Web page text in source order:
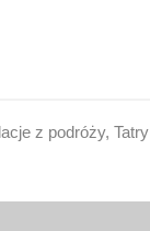
z podróży, Tatry